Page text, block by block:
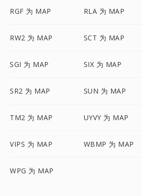
RGF 为 MAP RLA 为 MAP
RW2 为 MAP SCT 为 MAP
SGI 为 MAP SIX 为 MAP
SR2 为 MAP SUN 为 MAP
TM2 为 MAP UYVY 为 MAP
VIPS 为 MAP WBMP 为 MAP
WPG 为 MAP